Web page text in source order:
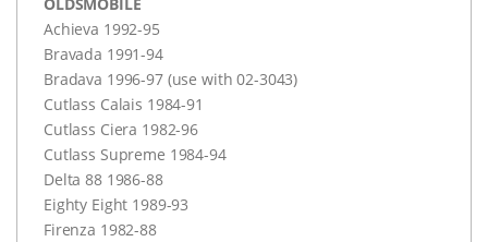
Achieva 1992-95
Bravada 1991-94
Bradava 1996-97 (use with 02-3043)
Cutlass Calais 1984-91
Cutlass Ciera 1982-96
Cutlass Supreme 1984-94
Delta 88 1986-88
Eighty Eight 1989-93
Firenza 1982-88